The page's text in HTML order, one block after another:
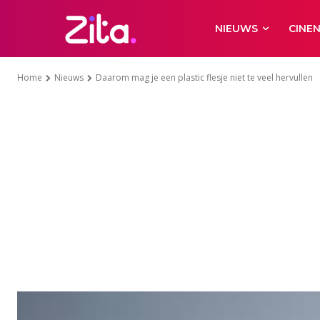
NIEUWS
Home Nieuws Daarom mag je een plastic flesje niet te veel hervullen